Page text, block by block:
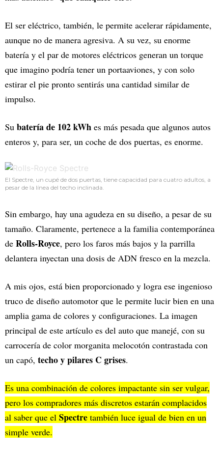
El ser eléctrico, también, le permite acelerar rápidamente,
aunque no de manera agresiva. A su vez, su enorme
batería y el par de motores eléctricos generan un torque
que imagino podría tener un portaaviones, y con solo
estirar el pie pronto sentirás una cantidad similar de
impulso.
Su batería de 102 kWh es más pesada que algunos autos
enteros y, para ser, un coche de dos puertas, es enorme.
El Spectre, un cupé de dos puertas, tiene capacidad para cuatro adultos, a
pesar de la línea del techo inclinada.
Sin embargo, hay una agudeza en su diseño, a pesar de su
tamaño. Claramente, pertenece a la familia contemporánea
de Rolls-Royce, pero los faros más bajos y la parrilla
delantera inyectan una dosis de ADN fresco en la mezcla.
A mis ojos, está bien proporcionado y logra ese ingenioso
truco de diseño automotor que le permite lucir bien en una
amplia gama de colores y configuraciones. La imagen
principal de este artículo es del auto que manejé, con su
carrocería de color morganita melocotón contrastada con
un capó, techo y pilares C grises.
Es una combinación de colores impactante sin ser vulgar,
pero los compradores más discretos estarán complacidos
al saber que el Spectre también luce igual de bien en un
simple verde.